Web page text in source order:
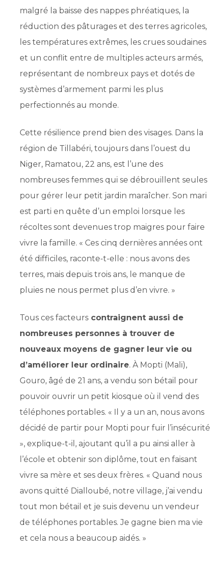
malgré la baisse des nappes phréatiques, la
réduction des pâturages et des terres agricoles,
les températures extrêmes, les crues soudaines
et un conflit entre de multiples acteurs armés,
représentant de nombreux pays et dotés de
systèmes d’armement parmi les plus
perfectionnés au monde.
Cette résilience prend bien des visages. Dans la
région de Tillabéri, toujours dans l’ouest du
Niger, Ramatou, 22 ans, est l’une des
nombreuses femmes qui se débrouillent seules
pour gérer leur petit jardin maraîcher. Son mari
est parti en quête d’un emploi lorsque les
récoltes sont devenues trop maigres pour faire
vivre la famille. « Ces cinq dernières années ont
été difficiles, raconte-t-elle : nous avons des
terres, mais depuis trois ans, le manque de
pluies ne nous permet plus d’en vivre. »
Tous ces facteurs contraignent aussi de
nombreuses personnes à trouver de
nouveaux moyens de gagner leur vie ou
d’améliorer leur ordinaire. À Mopti (Mali),
Gouro, âgé de 21 ans, a vendu son bétail pour
pouvoir ouvrir un petit kiosque où il vend des
téléphones portables. « Il y a un an, nous avons
décidé de partir pour Mopti pour fuir l’insécurité
», explique-t-il, ajoutant qu’il a pu ainsi aller à
l’école et obtenir son diplôme, tout en faisant
vivre sa mère et ses deux frères. « Quand nous
avons quitté Dialloubé, notre village, j’ai vendu
tout mon bétail et je suis devenu un vendeur
de téléphones portables. Je gagne bien ma vie
et cela nous a beaucoup aidés. »